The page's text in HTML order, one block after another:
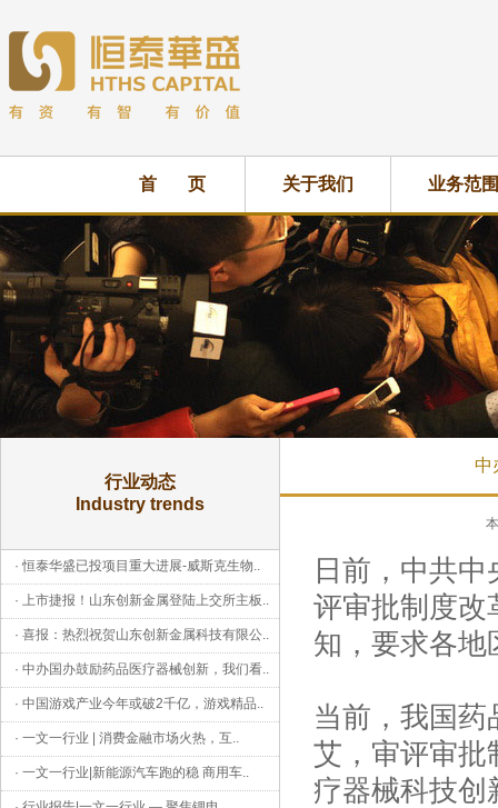
首 页 关于我们 业务范围
行业动态
Industry trends
·恒泰华盛已投项目重大进展-威斯克生物..
· 上市捷报！山东创新金属登陆上交所主板..
· 喜报：热烈祝贺山东创新金属科技有限公..
· 中办国办鼓励药品医疗器械创新，我们看..
· 中国游戏产业今年或破2千亿，游戏精品..
· 一文一行业 | 消费金融市场火热，互..
· 一文一行业|新能源汽车跑的稳 商用车..
中
日前，中共
评审批制度改
知，要求各地
当前，我国
艾，审评审批
疗器械科技创